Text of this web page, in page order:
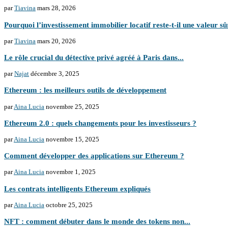
parTiavina mars 28, 2026
Pourquoi l’investissement immobilier locatif reste-t-il une valeur
parTiavina mars 20, 2026
Le rôle crucial du détective privé agréé à Paris dans...
parNajat décembre 3, 2025
Ethereum : les meilleurs outils de développement
parAina Lucia novembre 25, 2025
Ethereum 2.0 : quels changements pour les investisseurs ?
parAina Lucia novembre 15, 2025
Comment développer des applications sur Ethereum ?
parAina Lucia novembre 1, 2025
Les contrats intelligents Ethereum expliqués
parAina Lucia octobre 25, 2025
NFT : comment débuter dans le monde des tokens non...